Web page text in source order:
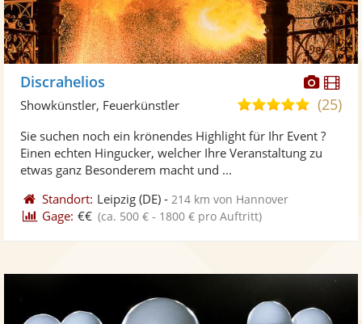
Fotos
Discrahelios
5,0
5
(25)
Showkünstler, Feuerkünstler
Sie suchen noch ein krönendes Highlight für Ihr Event ?
Einen echten Hingucker, welcher Ihre Veranstaltung zu
etwas ganz Besonderem macht und ...
Standort: Leipzig (DE) - 214 km von Hannover
Gage: €€ (ca. 500 € - 1800 € pro Auftritt)